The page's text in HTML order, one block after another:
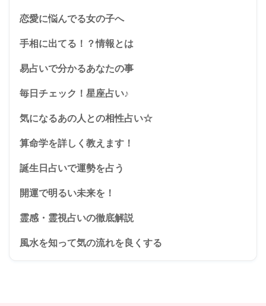
恋愛に悩んでる女の子へ
手相に出てる！？情報とは
易占いで分かるあなたの事
毎日チェック！星座占い♪
気になるあの人との相性占い☆
算命学を詳しく教えます！
誕生日占いで運勢を占う
開運で明るい未来を！
霊感・霊視占いの徹底解説
風水を知って気の流れを良くする